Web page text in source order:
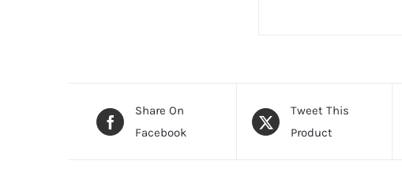
Share On
Facebook
Tweet This
Product